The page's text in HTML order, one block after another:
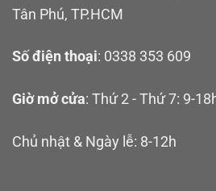
Tân Phú, TP.HCM
Số điện thoại: 0338 353 609
Giờ mở cửa: Thứ 2 - Thứ 7: 9-
Chủ nhật & Ngày lễ: 8-12h